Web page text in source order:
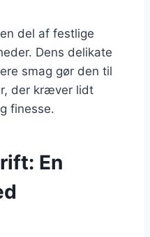
del af festlige
Dens delikate
smag gør den til
der kræver lidt
finesse.
En